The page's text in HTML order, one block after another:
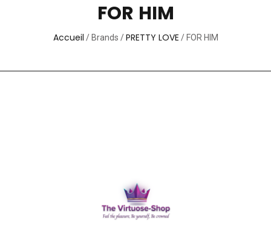
FOR HIM
Accueil / Brands /PRETTY LOVE / FOR HIM